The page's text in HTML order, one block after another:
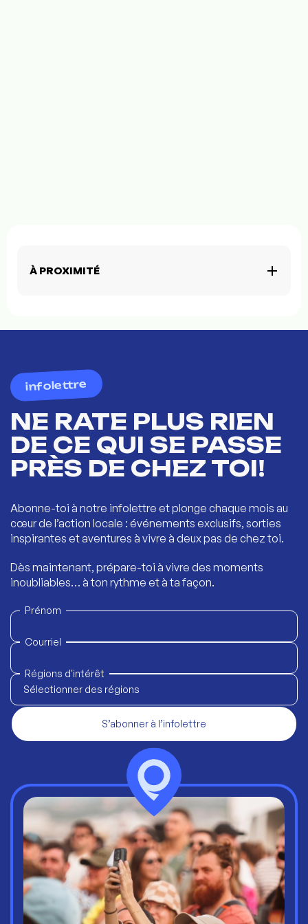
À PROXIMITÉ
infolettre
NE RATE PLUS RIEN
DE CE QUI SE PASSE
PRÈS DE CHEZ TOI!
Abonne-toi à notre infolettre et plonge chaque mois au
cœur de l’action locale : événements exclusifs, sorties
inspirantes et aventures à vivre à deux pas de chez toi.
Dès maintenant, prépare-toi à vivre des moments
inoubliables… à ton rythme et à ta façon.
Prénom
Courriel
Régions d'intérêt
Sélectionner des régions
S’abonner à l’infolettre